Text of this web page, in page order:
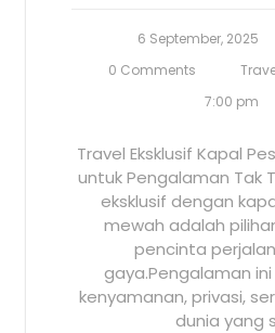
6 September, 2025
0 Comments
7:00 pm
Travel Eksklusif Kapal
untuk Pengalaman Tak
eksklusif dengan
mewah adalah
pencinta
gaya.Pengalaman
kenyamanan, privasi,
dunia yang